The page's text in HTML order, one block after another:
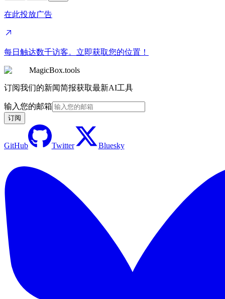
在此投放广告
每日触达数千访客。立即获取您的位置！
MagicBox.tools
订阅我们的新闻简报获取最新AI工具
输入您的邮箱
订阅
GitHub Twitter Bluesky